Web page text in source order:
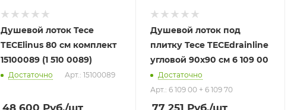
Душевой лоток Tece
TECElinus 80 см комплект
15100089 (1 510 0089)
Достаточно Арт.: 15100089
48 600 Руб./шт
Душевой лоток под
плитку Tece TECEdrainline
угловой 90х90 см 6 109 00
Достаточно
Арт.: 6 109 00 + 6 109 70
77 251 Руб./шт